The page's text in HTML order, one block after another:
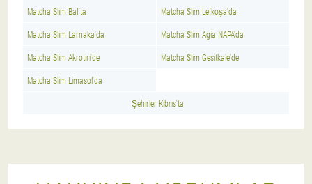
Matcha Slim Baf'ta Matcha Slim Lefkoşa'da
Matcha Slim Larnaka'da Matcha Slim Agia NAPA'da
Matcha Slim Akrotiri'de Matcha Slim Gesitkale'de
Matcha Slim Limasol'da
Şehirler Kıbrıs'ta